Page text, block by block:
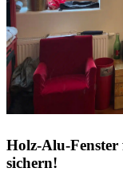
Holz-Alu-
sichern!